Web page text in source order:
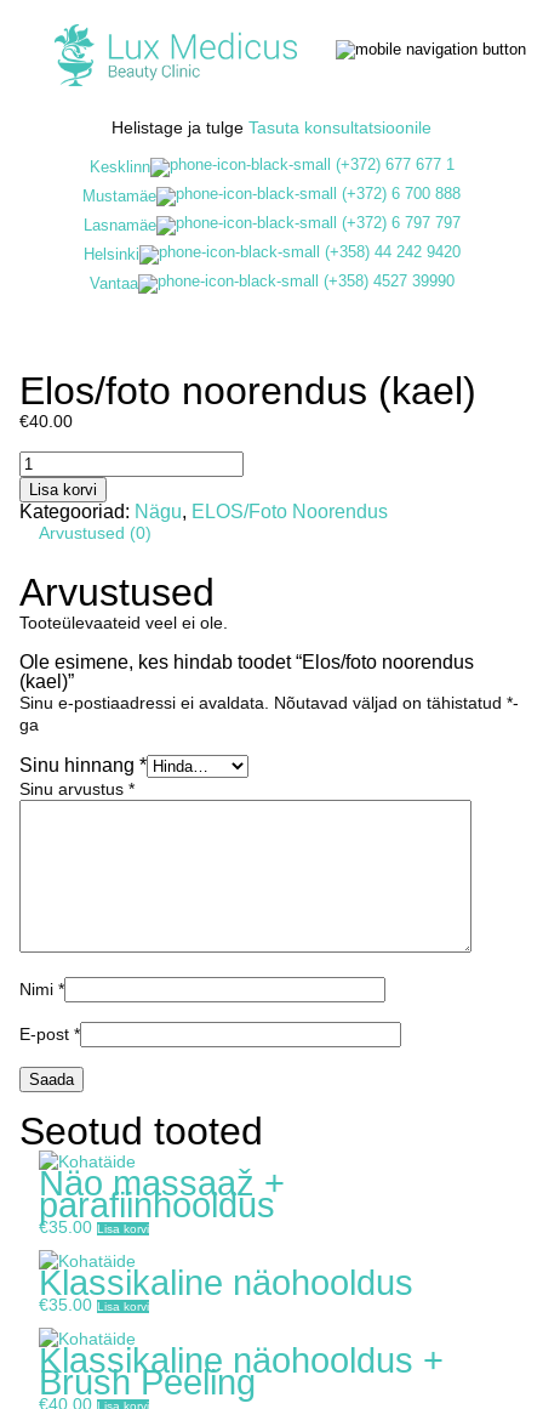
Helistage ja tulge Tasuta konsultatsioonile
Kesklinn
(+372) 677 677 1
Mustamäe
(+372) 6 700 888
Lasnamäe
(+372) 6 797 797
Helsinki
(+358) 44 242 9420
Vantaa
(+358) 4527 39990
Elos/foto noorendus (kael)
€40.00
Elos/foto
noorendus
(kael)
kogus
Lisa korvi
Kategooriad: Nägu, ELOS/Foto Noorendus
Arvustused (0)
Arvustused
Tooteülevaateid veel ei ole.
Ole esimene, kes hindab toodet “Elos/foto noorendus
(kael)”
Sinu e-postiaadressi ei avaldata. Nõutavad väljad on tähistatud *-
ga
Sinu hinnang *
Sinu arvustus *
Nimi *
E-post *
Seotud tooted
Näo massaaž +
parafiinhooldus
€35.00 Lisa korvi
Klassikaline näohooldus
€35.00 Lisa korvi
Klassikaline näohooldus +
Brush Peeling
€40.00